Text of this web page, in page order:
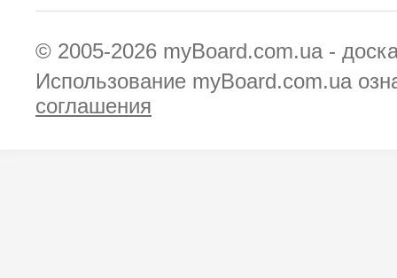
© 2005-2026 myBoard.com.ua -
Использование myBoard.com.ua
соглашения